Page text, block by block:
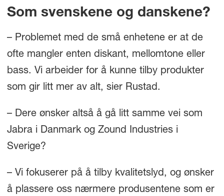
Som svenskene og danskene?
– Problemet med de små enhetene er at de
ofte mangler enten diskant, mellomtone eller
bass. Vi arbeider for å kunne tilby produkter
som gir litt mer av alt, sier Rustad.
– Dere ønsker altså å gå litt samme vei som
Jabra i Danmark og Zound Industries i
Sverige?
– Vi fokuserer på å tilby kvalitetslyd, og ønsker
å plassere oss nærmere produsentene som er